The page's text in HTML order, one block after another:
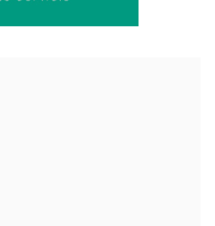
nuevos